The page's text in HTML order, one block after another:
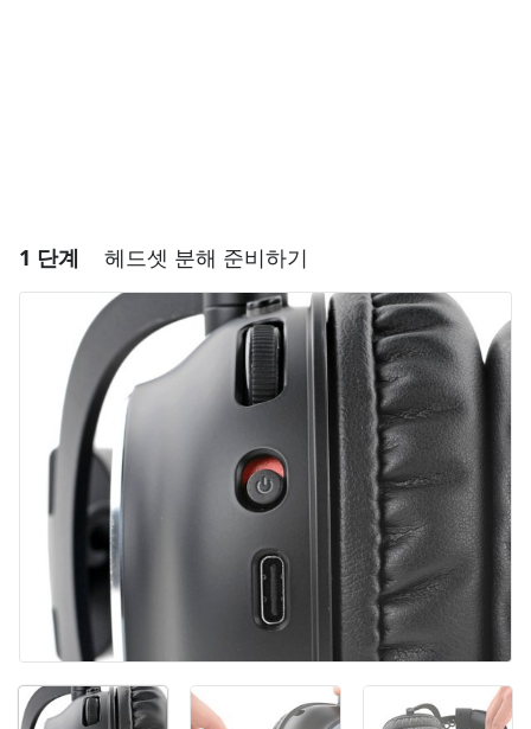
1 단계 헤드셋 분해 준비하기